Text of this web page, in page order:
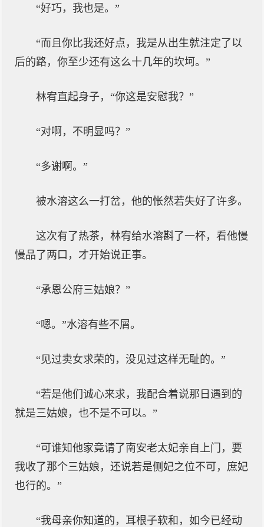
“好巧，我也是。”
“而且你比我还好点，我是从出生就注定了以
后的路，你至少还有这么十几年的坎坷。”
林宥直起身子，“你这是安慰我？”
“对啊，不明显吗？”
“多谢啊。”
被水溶这么一打岔，他的怅然若失好了许多。
这次有了热茶，林宥给水溶斟了一杯，看他慢
慢品了两口，才开始说正事。
“承恩公府三姑娘？”
“嗯。”水溶有些不屑。
“见过卖女求荣的，没见过这样无耻的。”
“若是他们诚心来求，我配合着说那日遇到的
就是三姑娘，也不是不可以。”
“可谁知他家竟请了南安老太妃亲自上门，要
我收了那个三姑娘，还说若是侧妃之位不可，庶妃
也行的。”
“我母亲你知道的，耳根子软和，如今已经动